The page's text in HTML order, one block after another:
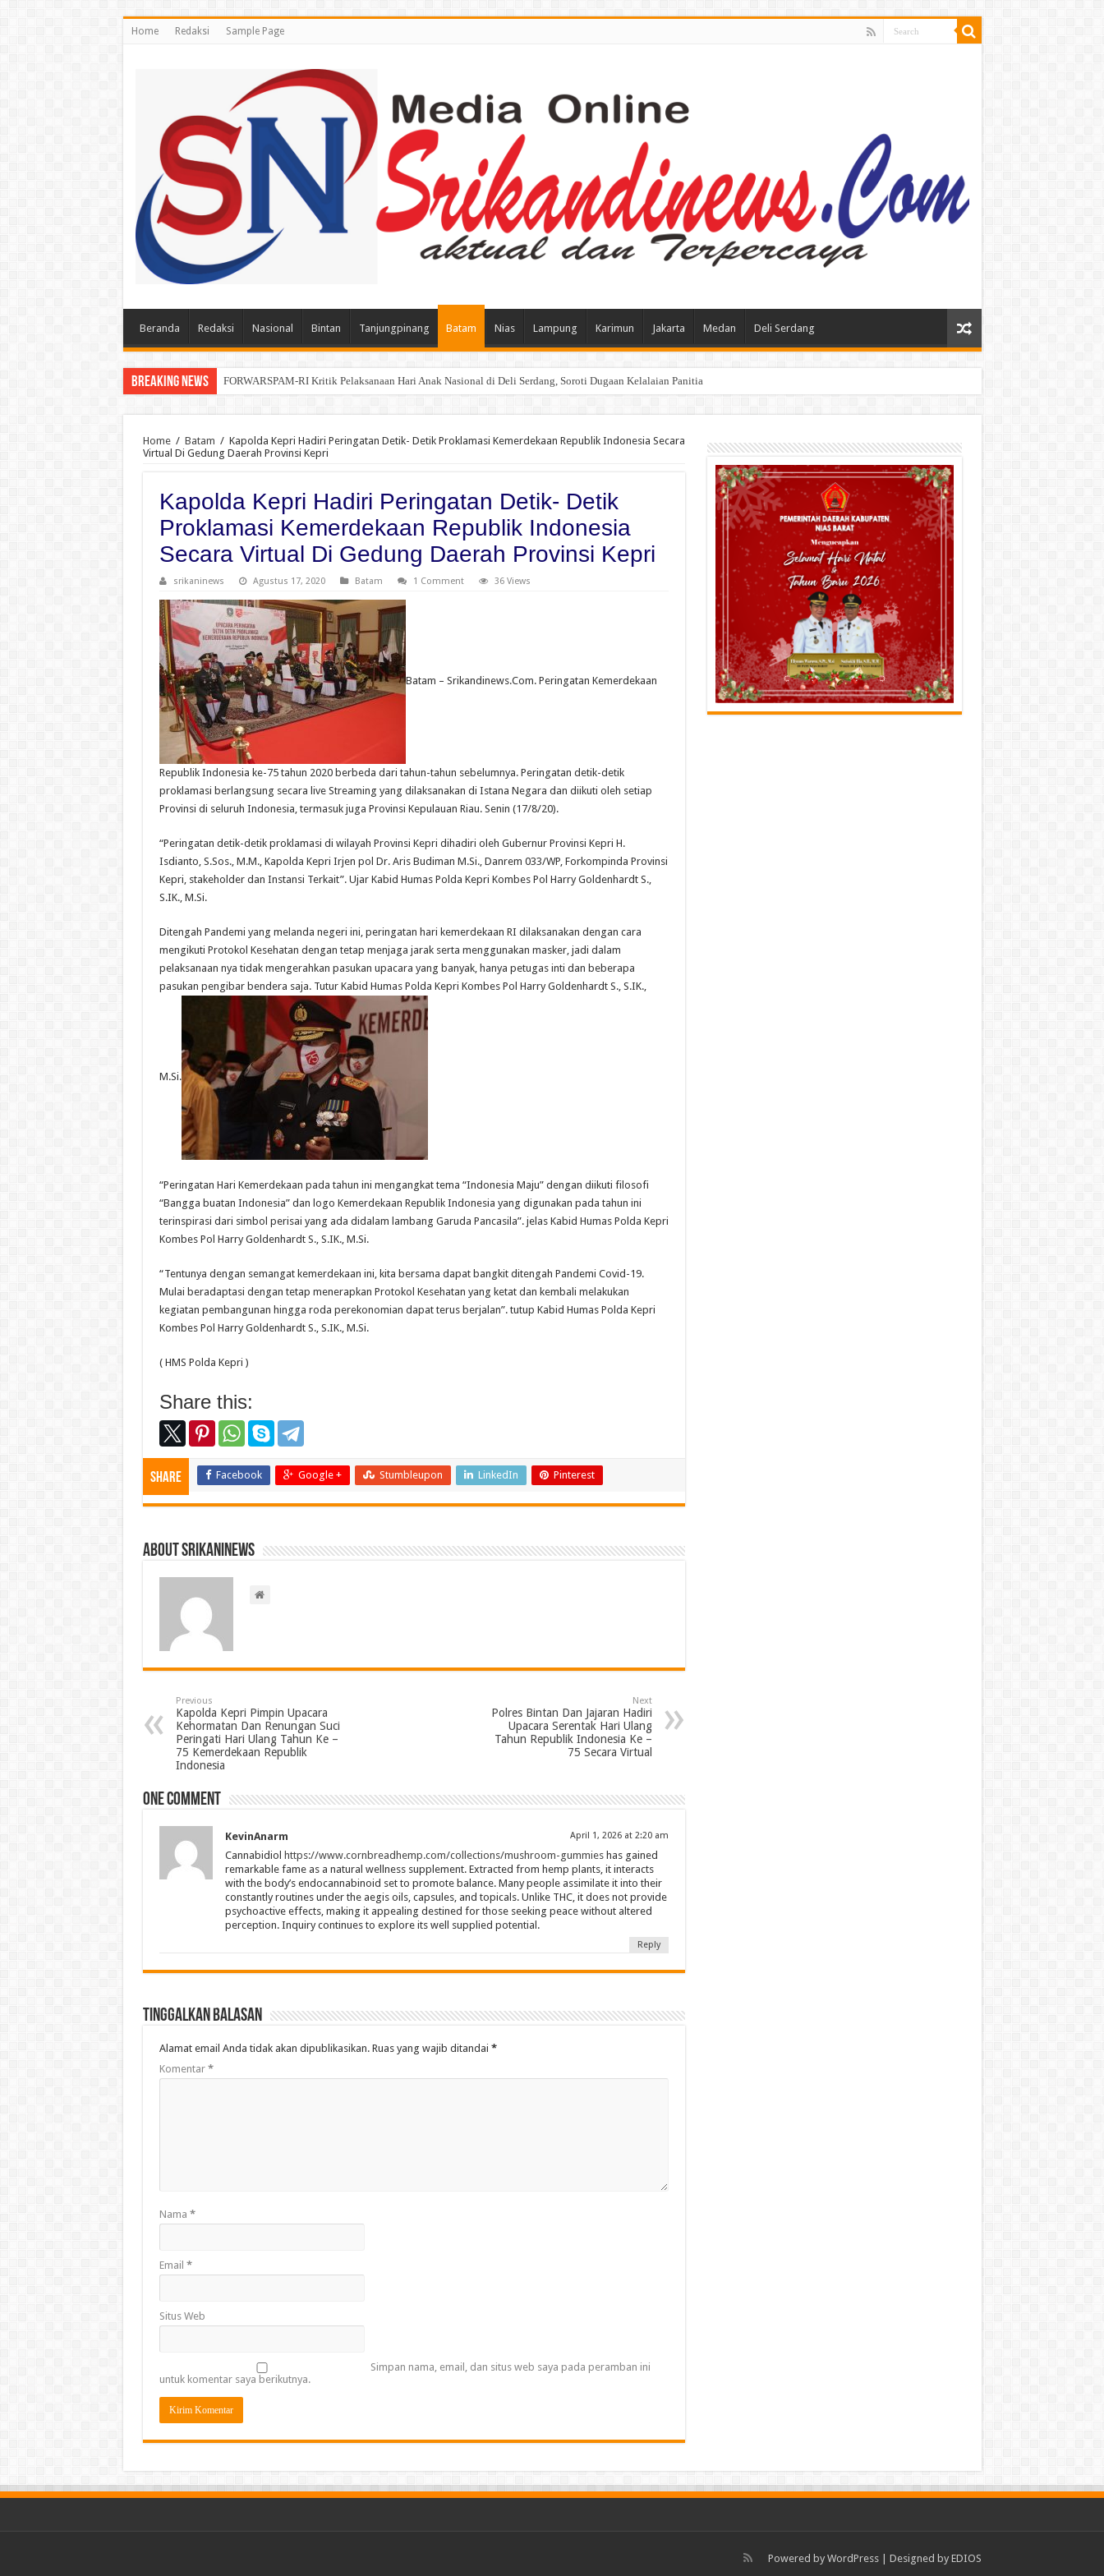
Home Redaksi Sample Page
Beranda Redaksi Nasional Bintan Tanjungpinang Batam Nias Lampung Karimun Jakarta Medan Deli Serdang
Breaking News FORWARSPAM-RI Kritik Pelaksanaan Hari Anak Nasional di Deli Serdang, Soroti Dugaan Kelalaian Panitia
Home / Batam / Kapolda Kepri Hadiri Peringatan Detik- Detik Proklamasi Kemerdekaan Republik Indonesia Secara
Virtual Di Gedung Daerah Provinsi Kepri
Kapolda Kepri Hadiri Peringatan Detik- Detik
Proklamasi Kemerdekaan Republik Indonesia
Secara Virtual Di Gedung Daerah Provinsi Kepri
srikaninews Agustus 17, 2020 Batam 1 Comment 36 Views
Batam – Srikandinews.Com. Peringatan Kemerdekaan
Republik Indonesia ke-75 tahun 2020 berbeda dari tahun-tahun sebelumnya. Peringatan detik-detik
proklamasi berlangsung secara live Streaming yang dilaksanakan di Istana Negara dan diikuti oleh setiap
Provinsi di seluruh Indonesia, termasuk juga Provinsi Kepulauan Riau. Senin (17/8/20).
“Peringatan detik-detik proklamasi di wilayah Provinsi Kepri dihadiri oleh Gubernur Provinsi Kepri H.
Isdianto, S.Sos., M.M., Kapolda Kepri Irjen pol Dr. Aris Budiman M.Si., Danrem 033/WP, Forkompinda Provinsi
Kepri, stakeholder dan Instansi Terkait”. Ujar Kabid Humas Polda Kepri Kombes Pol Harry Goldenhardt S.,
S.IK., M.Si.
Ditengah Pandemi yang melanda negeri ini, peringatan hari kemerdekaan RI dilaksanakan dengan cara
mengikuti Protokol Kesehatan dengan tetap menjaga jarak serta menggunakan masker, jadi dalam
pelaksanaan nya tidak mengerahkan pasukan upacara yang banyak, hanya petugas inti dan beberapa
pasukan pengibar bendera saja. Tutur Kabid Humas Polda Kepri Kombes Pol Harry Goldenhardt S., S.IK.,
M.Si.
“Peringatan Hari Kemerdekaan pada tahun ini mengangkat tema “Indonesia Maju” dengan diikuti filosofi
“Bangga buatan Indonesia” dan logo Kemerdekaan Republik Indonesia yang digunakan pada tahun ini
terinspirasi dari simbol perisai yang ada didalam lambang Garuda Pancasila”. jelas Kabid Humas Polda Kepri
Kombes Pol Harry Goldenhardt S., S.IK., M.Si.
“Tentunya dengan semangat kemerdekaan ini, kita bersama dapat bangkit ditengah Pandemi Covid-19.
Mulai beradaptasi dengan tetap menerapkan Protokol Kesehatan yang ketat dan kembali melakukan
kegiatan pembangunan hingga roda perekonomian dapat terus berjalan”. tutup Kabid Humas Polda Kepri
Kombes Pol Harry Goldenhardt S., S.IK., M.Si.
( HMS Polda Kepri )
Share this:
Share Facebook Google + Stumbleupon LinkedIn Pinterest
About srikaninews
Previous
Kapolda Kepri Pimpin Upacara
Kehormatan Dan Renungan Suci
Peringati Hari Ulang Tahun Ke –
75 Kemerdekaan Republik
Indonesia
Next
Polres Bintan Dan Jajaran Hadiri
Upacara Serentak Hari Ulang
Tahun Republik Indonesia Ke –
75 Secara Virtual
One comment
KevinAnarm April 1, 2026 at 2:20 am
Cannabidiol https://www.cornbreadhemp.com/collections/mushroom-gummieshas gained
remarkable fame as a natural wellness supplement. Extracted from hemp plants, it interacts
with the body’s endocannabinoid set to promote balance. Many people assimilate it into their
constantly routines under the aegis oils, capsules, and topicals. Unlike THC, it does not provide
psychoactive effects, making it appealing destined for those seeking peace without altered
perception. Inquiry continues to explore its well supplied potential.
Reply
Tinggalkan Balasan
Alamat email Anda tidak akan dipublikasikan. Ruas yang wajib ditandai *
Komentar *
Nama *
Email *
Situs Web
Simpan nama, email, dan situs web saya pada peramban ini
untuk komentar saya berikutnya.
Powered by WordPress| Designed by EDIOS